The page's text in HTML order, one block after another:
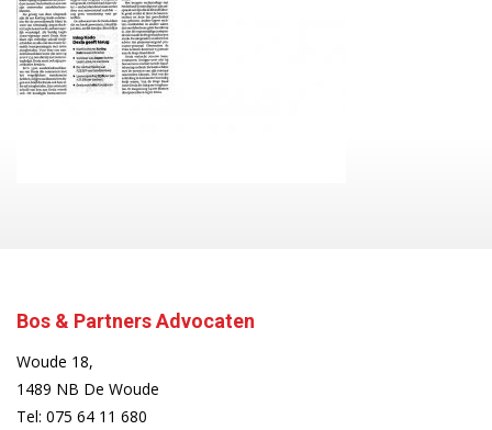
Bos & Partners Advocaten
Woude 18,
1489 NB De Woude
Tel: 075 64 11 680